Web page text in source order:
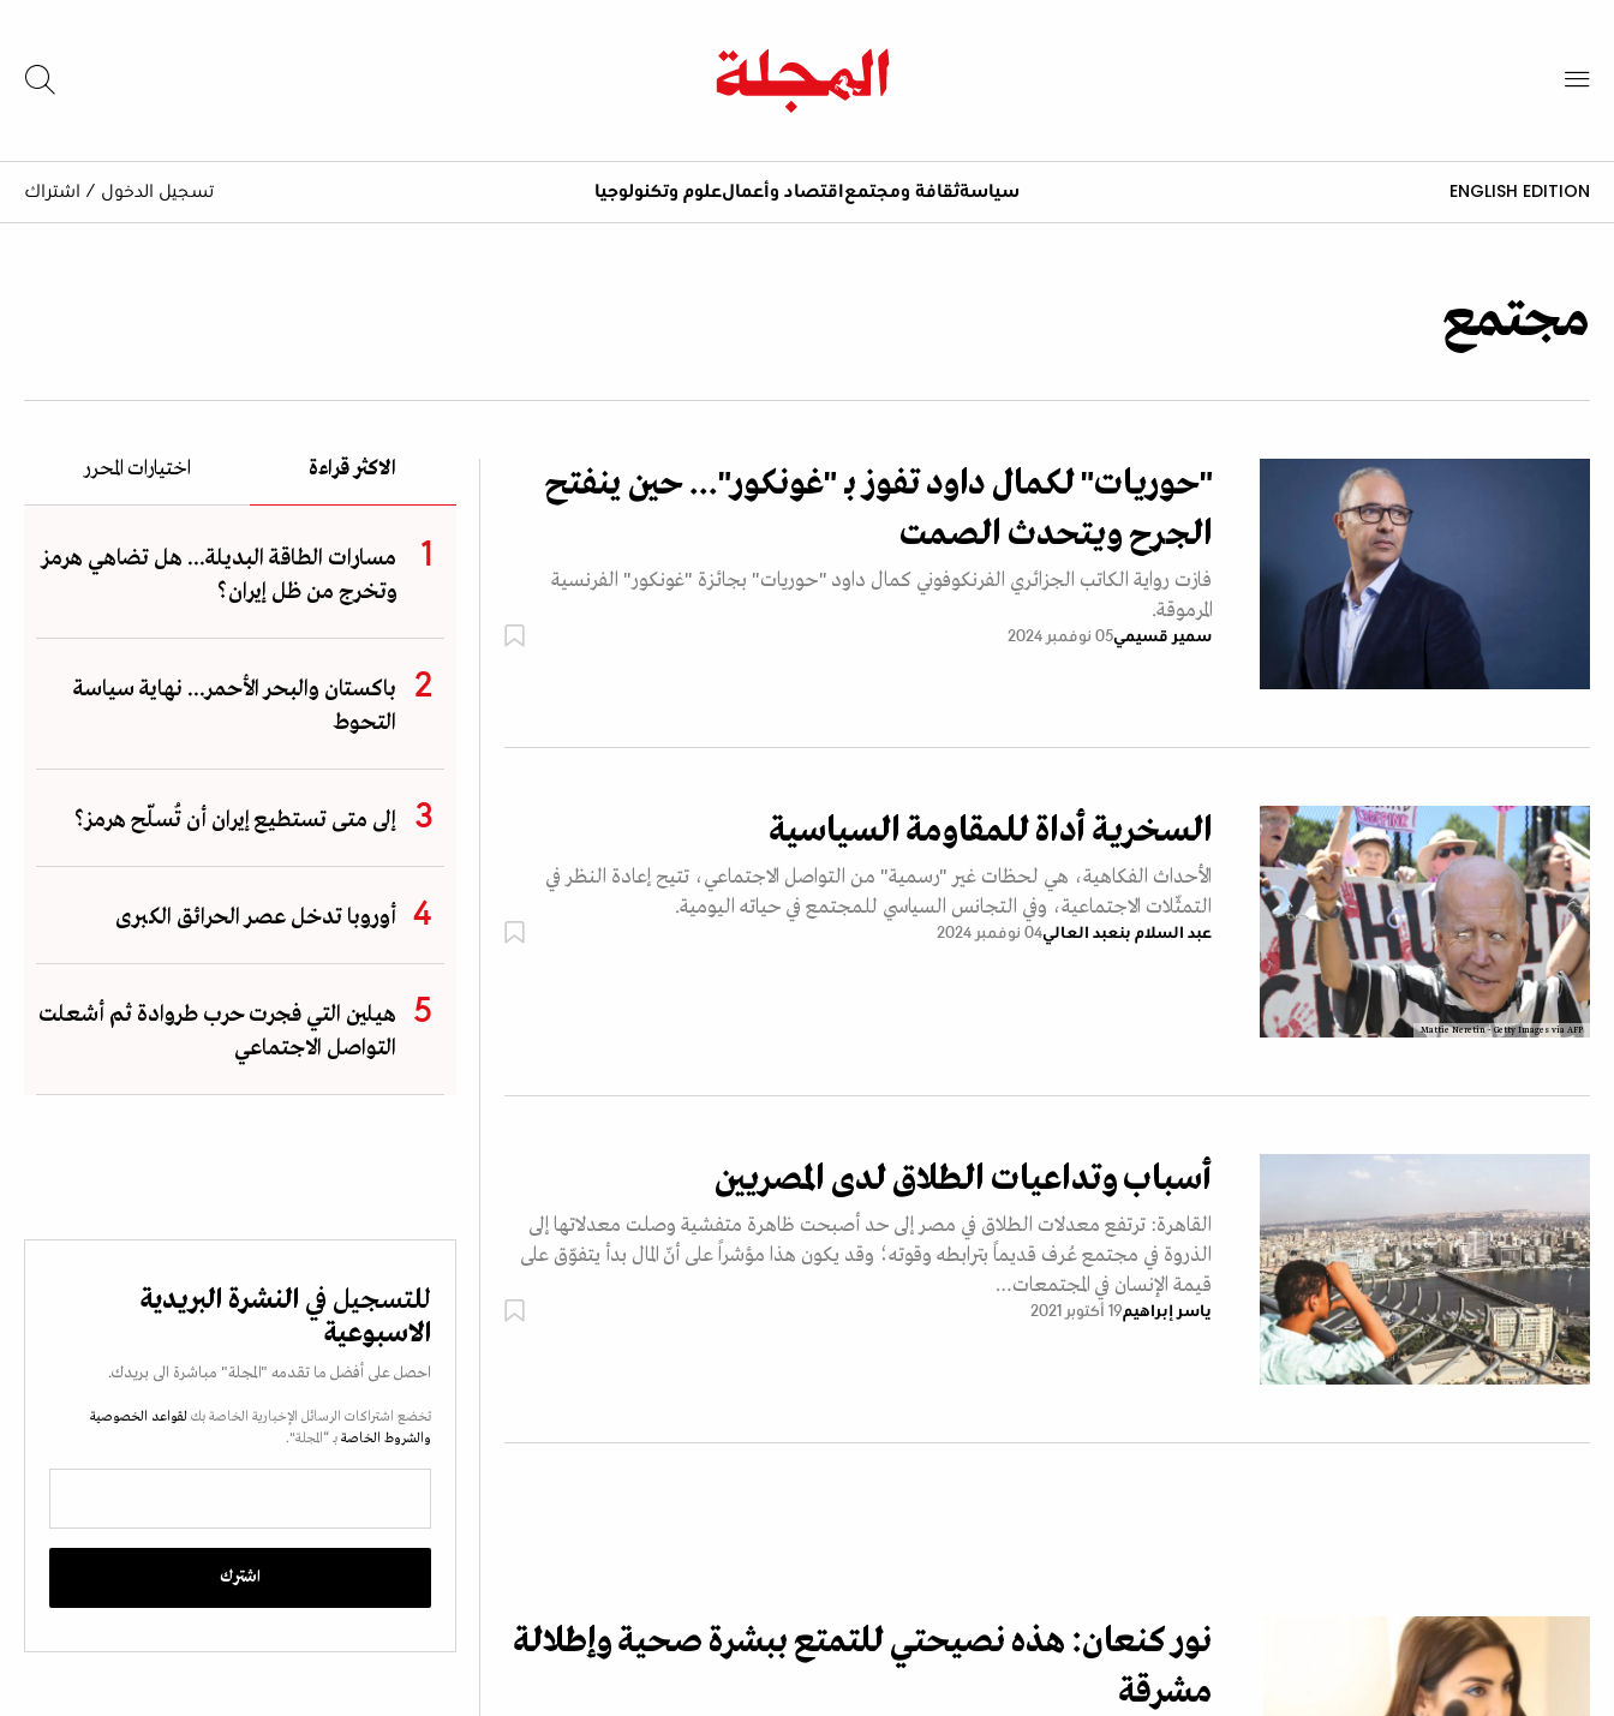
ENGLISH EDITION سياسةثقافة ومجتمع اقتصاد وأعمالعلوم وتكنولوجيا تسجيل الدخول / اشتراك
مجتمع
"حوريات" لكمال داود تفوز بـ "غونكور"... حين ينفتح
الجرح ويتحدث الصمت
فازت رواية الكاتب الجزائري الفرنكوفوني كمال داود "حوريات" بجائزة "غونكور" الفرنسية
المرموقة.
سمير قسيمي05 نوفمبر 2024
Mattie Neretin - Getty Images via AFP
السخرية أداة للمقاومة السياسية
الأحداث الفكاهية، هي لحظات غير "رسمية" من التواصل الاجتماعي، تتيح إعادة النظر في
التمثّلات الاجتماعية، وفي التجانس السياسي للمجتمع في حياته اليومية.
عبد السلام بنعبد العالي04 نوفمبر 2024
أسباب وتداعيات الطلاق لدى المصريين
القاهرة: ترتفع معدلات الطلاق في مصر إلى حد أصبحت ظاهرة متفشية وصلت معدلاتها إلى
الذروة في مجتمع عُرف قديماً بترابطه وقوته؛ وقد يكون هذا مؤشراً على أنّ المال بدأ يتفوّق على
قيمة الإنسان في المجتمعات…
ياسر إبراهيم19 أكتوبر 2021
نور كنعان: هذه نصيحتي للتمتع ببشرة صحية وإطلالة
مشرقة
الاكثر قراءة اختيارات المحرر
مسارات الطاقة البديلة... هل تضاهي هرمز
وتخرج من ظل إيران؟
باكستان والبحر الأحمر... نهاية سياسة
التحوط
إلى متى تستطيع إيران أن تُسلّح هرمز؟
أوروبا تدخل عصر الحرائق الكبرى
هيلين التي فجرت حرب طروادة ثم أشعلت
التواصل الاجتماعي
للتسجيل في النشرة البريدية
الاسبوعية
احصل على أفضل ما تقدمه "المجلة" مباشرة الى بريدك.
تخضع اشتراكات الرسائل الإخبارية الخاصة بك لقواعد الخصوصية
والشروط الخاصة بـ “المجلة".